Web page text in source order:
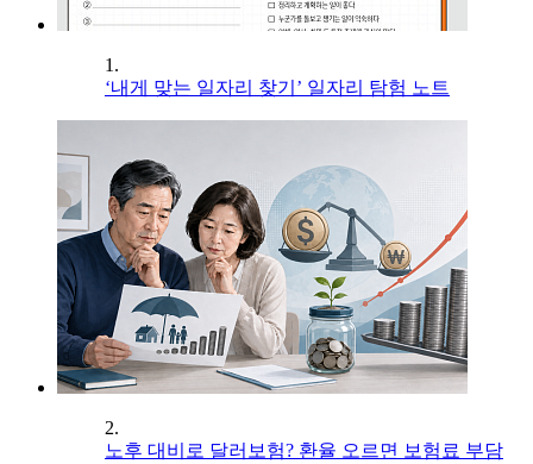
1.
‘내게 맞는 일자리 찾기’ 일자리 탐험 노트
2.
노후 대비로 달러보험? 환율 오르면 보험료 부담